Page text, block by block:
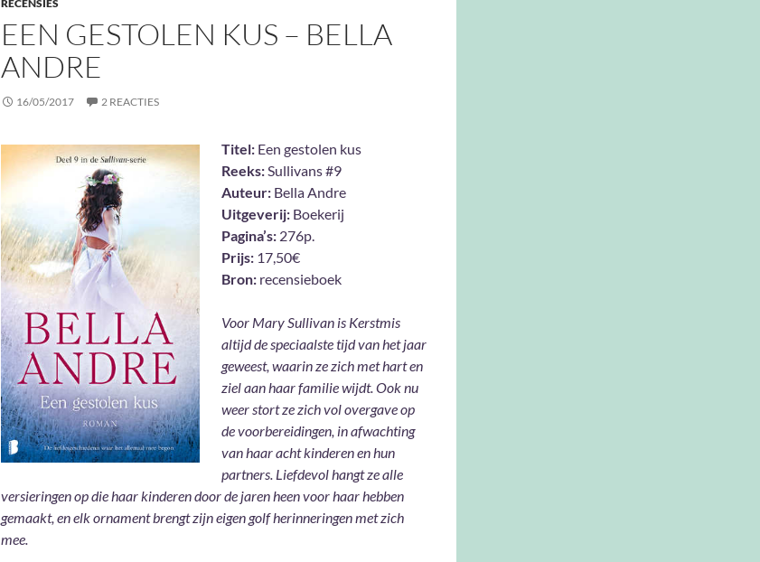
RECENSIES
EEN GESTOLEN KUS – BELLA
ANDRE
16/05/2017 2 REACTIES
Titel: Een gestolen kus
Reeks:Sullivans #9
Auteur: Bella Andre
Uitgeverij: Boekerij
Pagina’s: 276p.
Prijs: 17,50€
Bron: recensieboek
Voor Mary Sullivan is Kerstmis
altijd de speciaalste tijd van het jaar
geweest, waarin ze zich met hart en
ziel aan haar familie wijdt. Ook nu
weer stort ze zich vol overgave op
de voorbereidingen, in afwachting
van haar acht kinderen en hun
partners. Liefdevol hangt ze alle
versieringen op die haar kinderen door de jaren heen voor haar hebben
gemaakt, en elk ornament brengt zijn eigen golf herinneringen met zich
mee.